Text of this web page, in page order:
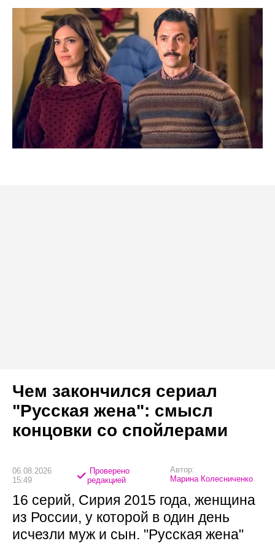
Чем закончился сериал
"Русская жена": смысл
концовки со спойлерами
06.08.2026
15:49
Проверено
редакцией
Автор:
Марина Колесниченко
16 серий, Сирия 2015 года, женщина
из России, у которой в один день
исчезли муж и сын. "Русская жена"